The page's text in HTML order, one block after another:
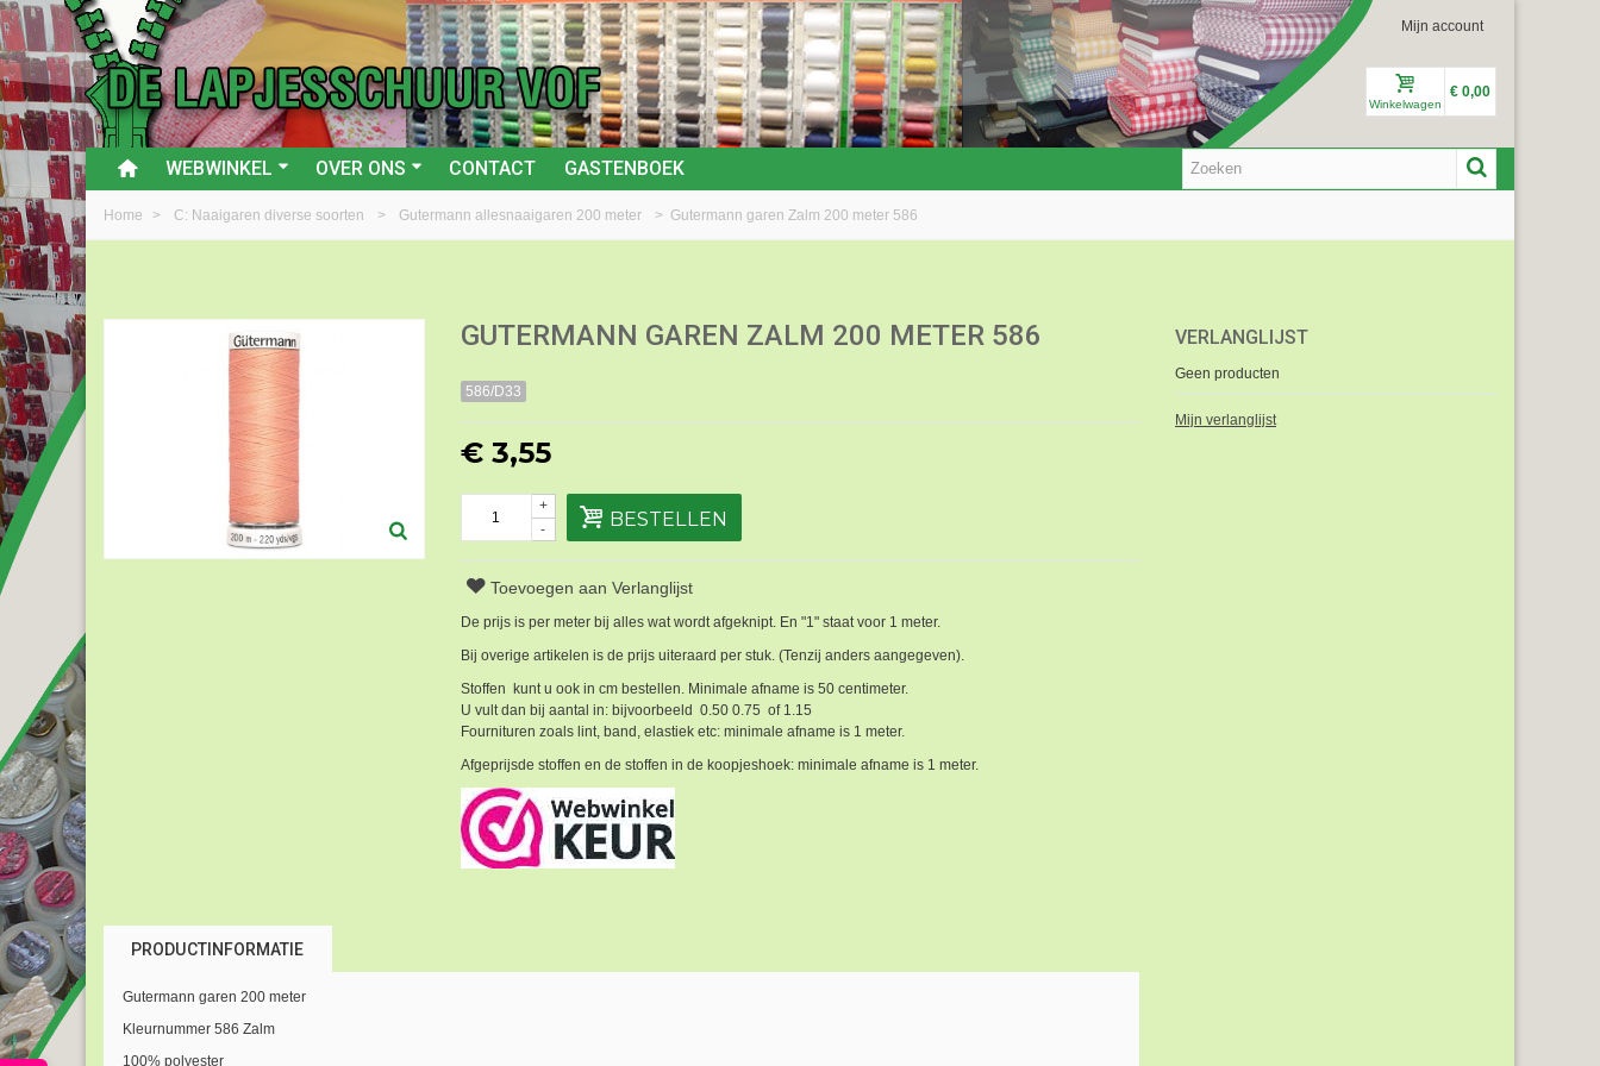
Mijn account
Winkelwagen
€ 0,00
WEBWINKEL OVER ONS CONTACT GASTENBOEK
Home > C: Naaigaren diverse soorten > Gutermann allesnaaigaren 200 meter > Gutermann garen Zalm 200 meter 586
GUTERMANN GAREN ZALM 200 METER 586
586/D33
€ 3,55
-
+
BESTELLEN
Toevoegen aan Verlanglijst
De prijs is per meter bij alles wat wordt afgeknipt. En "1" staat voor 1 meter.
Bij overige artikelen is de prijs uiteraard per stuk. (Tenzij anders aangegeven).
Stoffen kunt u ook in cm bestellen. Minimale afname is 50 centimeter.
U vult dan bij aantal in: bijvoorbeeld 0.50 0.75 of 1.15
Fournituren zoals lint, band, elastiek etc: minimale afname is 1 meter.
Afgeprijsde stoffen en de stoffen in de koopjeshoek: minimale afname is 1 meter.
PRODUCTINFORMATIE
Gutermann garen 200 meter
Kleurnummer 586 Zalm
100% polyester
VERLANGLIJST
Geen producten
Mijn verlanglijst